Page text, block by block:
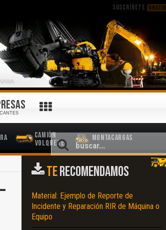
SUSCRÍBETE GRATIS
Camión
Volquete
Montacargas
TERECOMENDAMOS
Material: Ejemplo de Reporte de
Incidente y Reparación RIR de Máquina o
Equipo